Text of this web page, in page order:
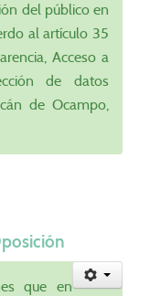
del público en
al artículo 35
Acceso a
de datos
de Ocampo,
que en